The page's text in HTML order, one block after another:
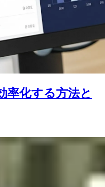
率化する方法と